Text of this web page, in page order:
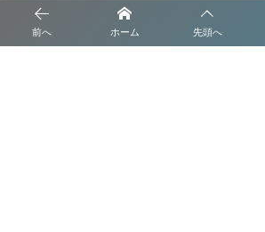
前へ ホーム 先頭へ